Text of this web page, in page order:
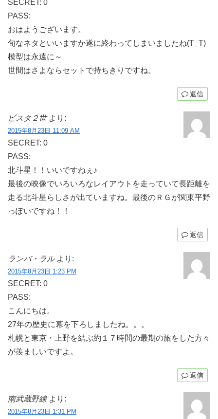
SECRET: 0
PASS:
おはようございます。
旬なネタといいますか遂に終わってしまいましたね(T_T)
模型は永遠に～
世間はさよならセットで持ちきりですね。
返信
ビスタ２世 より:
2015年8月23日 11:09 AM
SECRET: 0
PASS:
北斗星！！いいですねぇ♪
最後の映像でいろいろなレイアウトを走っていて長距離を
走る北斗星らしさが出ていますね。最後のＲＧが関東平野
っぽいですね！！
返信
ランバ・ラル より:
2015年8月23日 1:23 PM
SECRET: 0
PASS:
こんにちは。
27年の歴史に幕を下ろしましたね。。。
札幌と東京・上野を結ぶ約１７時間の最期の旅をした方々
が羨ましいですよ。
返信
南武蔵野線 より:
2015年8月23日 1:31 PM